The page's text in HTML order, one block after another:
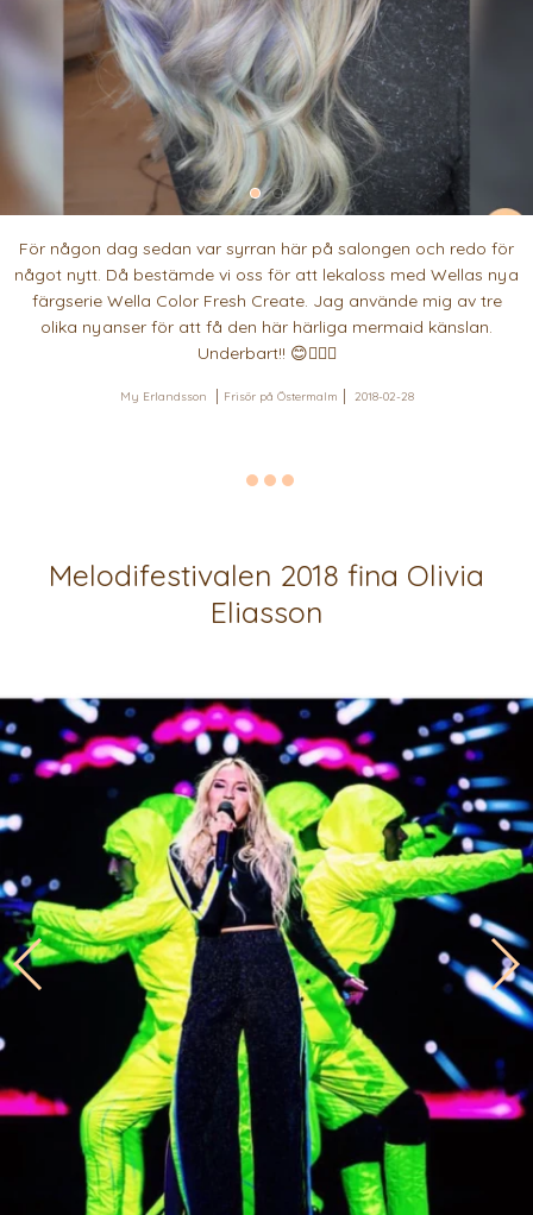
För någon dag sedan var syrran här på salongen och redo för
något nytt. Då bestämde vi oss för att lekaloss med Wellas nya
färgserie Wella Color Fresh Create. Jag använde mig av tre
olika nyanser för att få den här härliga mermaid känslan.
Underbart!! 😊🧜🏼‍♀️
My Erlandsson Frisör på Östermalm 2018-02-28
Melodifestivalen 2018 fina Olivia
Eliasson